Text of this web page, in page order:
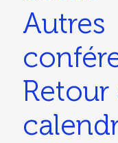
Autres
Retour